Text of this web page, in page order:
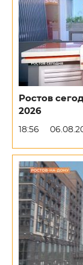
Ростов
2026
18:56